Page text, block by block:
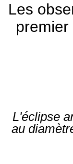
Les
L'éclipse
au